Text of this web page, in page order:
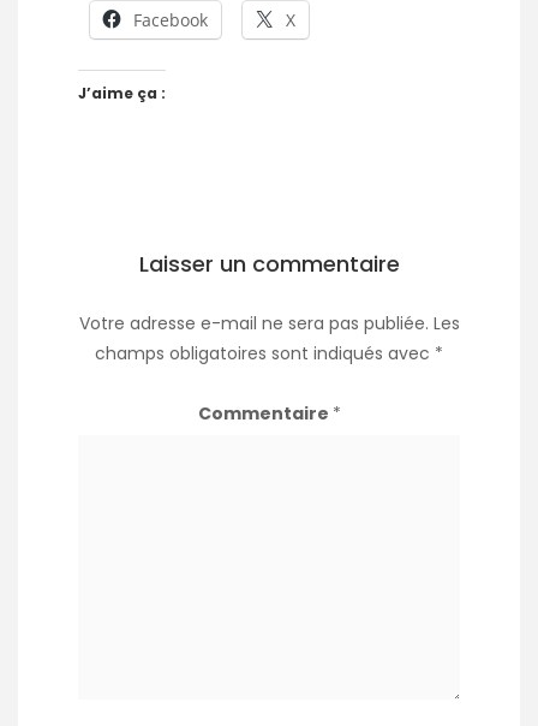
Facebook X
J’aime ça :
Laisser un commentaire
Votre adresse e-mail ne sera pas publiée. Les
champs obligatoires sont indiqués avec *
Commentaire *